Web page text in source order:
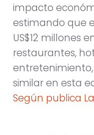
impacto
estimando que
US$12 millones
restaurantes,
similar en esta
Según publica